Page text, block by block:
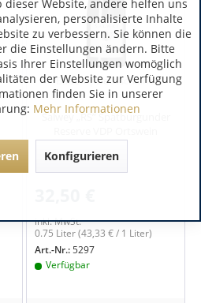
Baden | Deutschland
Salwey „RS” Spätburgunder
inkl. MwSt.
0.75 Liter(43,33 € / 1 Liter)
Art.-Nr.:5297
Verfügbar
Website, andere helfen uns
personalisierte Inhalte
zu verbessern. Sie können die
die Einstellungen ändern. Bitte
Ihrer Einstellungen womöglich
der Website zur Verfügung
finden Sie in unserer
Mehr Informationen
Konfigurieren